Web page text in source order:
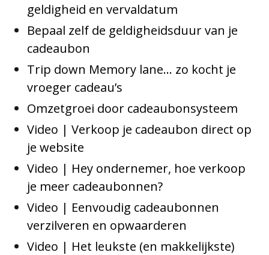
geldigheid en vervaldatum
Bepaal zelf de geldigheidsduur van je
cadeaubon
Trip down Memory lane… zo kocht je
vroeger cadeau’s
Omzetgroei door cadeaubonsysteem
Video | Verkoop je cadeaubon direct op
je website
Video | Hey ondernemer, hoe verkoop
je meer cadeaubonnen?
Video | Eenvoudig cadeaubonnen
verzilveren en opwaarderen
Video | Het leukste (en makkelijkste)